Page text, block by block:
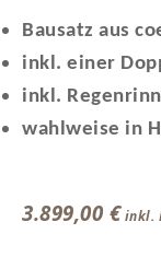
Bausatz aus
inkl. einer
inkl.
wahlweise in
3.899,00 €